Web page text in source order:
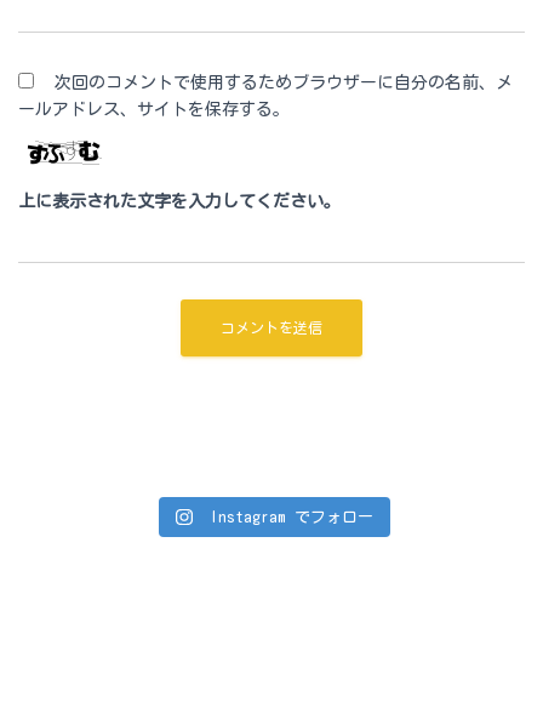
次回のコメントで使用するためブラウザーに自分の名前、メ
ールアドレス、サイトを保存する。
上に表示された文字を入力してください。
Instagram でフォロー